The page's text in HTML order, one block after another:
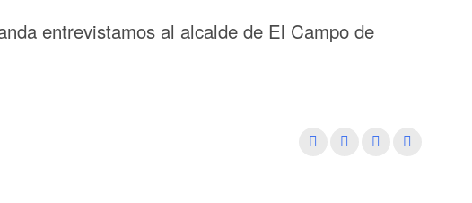
entrevistamos al alcalde de El Campo de